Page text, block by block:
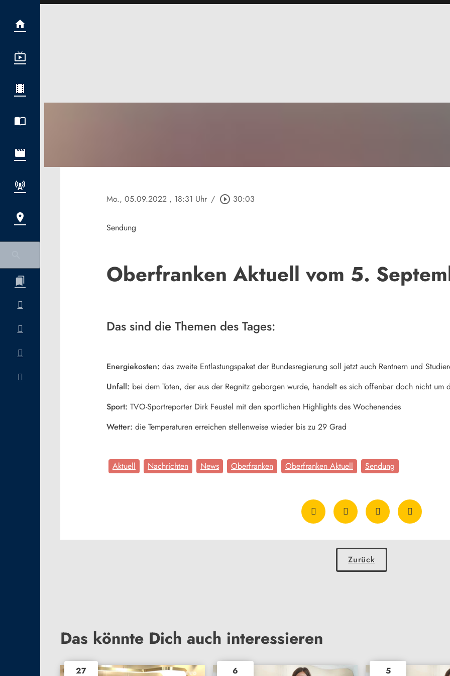
Mo., 05.09.2022 , 18:31 Uhr / play_circle_outline 30:03
Sendung
Oberfranken Aktuell vom 5.
Das sind die Themen des Tages:
Energiekosten: das zweite Entlastungspaket der Bundesregierung soll jetzt auch Rentnern und
Unfall: bei dem Toten, der aus der Regnitz geborgen wurde, handelt es sich offenbar doch nicht um
Sport: TVO-Sportreporter Dirk Feustel mit den sportlichen Highlights des Wochenendes
Wetter: die Temperaturen erreichen stellenweise wieder bis zu 29 Grad
Aktuell Nachrichten News Oberfranken Oberfranken Aktuell Sendung
Zurück
Das könnte Dich auch interessieren
27 6 5